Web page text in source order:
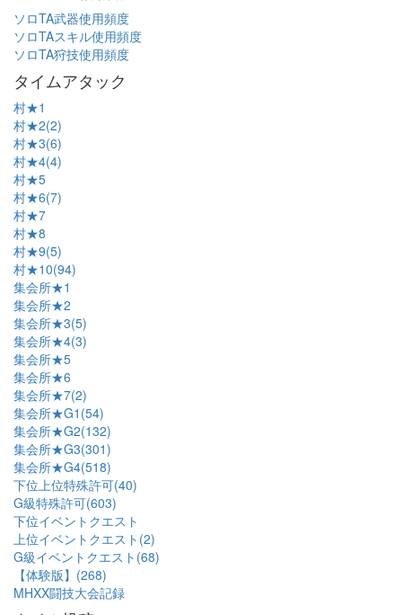
ソロTA武器使用頻度
ソロTAスキル使用頻度
ソロTA狩技使用頻度
タイムアタック
村★1
村★2(2)
村★3(6)
村★4(4)
村★5
村★6(7)
村★7
村★8
村★9(5)
村★10(94)
集会所★1
集会所★2
集会所★3(5)
集会所★4(3)
集会所★5
集会所★6
集会所★7(2)
集会所★G1(54)
集会所★G2(132)
集会所★G3(301)
集会所★G4(518)
下位上位特殊許可(40)
G級特殊許可(603)
下位イベントクエスト
上位イベントクエスト(2)
G級イベントクエスト(68)
【体験版】(268)
MHXX闘技大会記録